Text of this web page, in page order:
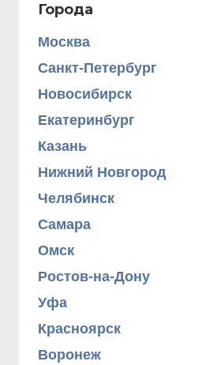
Города
Москва
Санкт-Петербург
Новосибирск
Екатеринбург
Казань
Нижний Новгород
Челябинск
Самара
Омск
Ростов-на-Дону
Уфа
Красноярск
Воронеж